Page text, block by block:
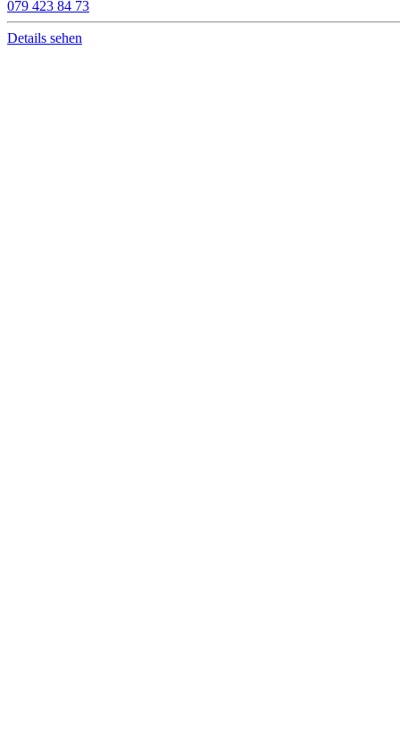
079 423 84 73
Details sehen